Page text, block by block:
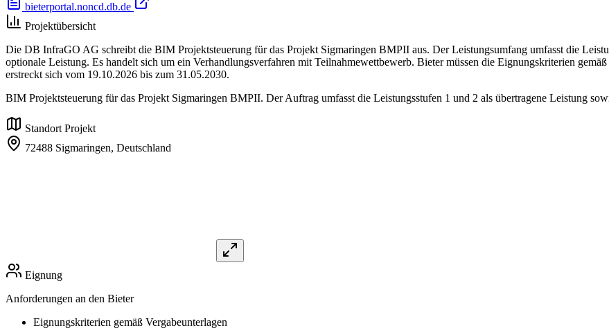
bieterportal.noncd.db.de
Projektübersicht
Die DB InfraGO AG schreibt die BIM Projektsteuerung für das Projekt Sigmaringen BMPII aus. Der Leistungsumfang umfasst die
optionale Leistung. Es handelt sich um ein Verhandlungsverfahren mit Teilnahmewettbewerb. Bieter müssen die Eignungskriterien
erstreckt sich vom 19.10.2026 bis zum 31.05.2030.
BIM Projektsteuerung für das Projekt Sigmaringen BMPII. Der Auftrag umfasst die Leistungsstufen 1 und 2 als übertragene Leistung
Standort Projekt
72488 Sigmaringen, Deutschland
Eignung
Anforderungen an den Bieter
Eignungskriterien gemäß Vergabeunterlagen